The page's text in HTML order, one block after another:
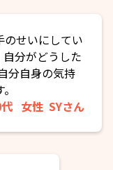
のせいにしてい
分がどうした
分自身の気持
女性 SYさん